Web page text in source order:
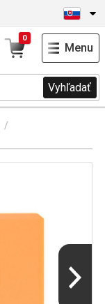
Vyhľadať
0
Menu